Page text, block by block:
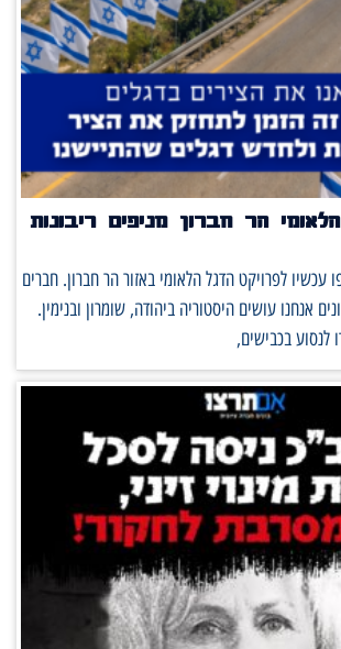
הר חברון מניפים ריבונות
עכשיו לפרויקט הדגל הלאומי באזור הר חברון. חברים
אנחנו עושים היסטוריה ביהודה, שומרון ובנימין.
לנסוע בכבישים,